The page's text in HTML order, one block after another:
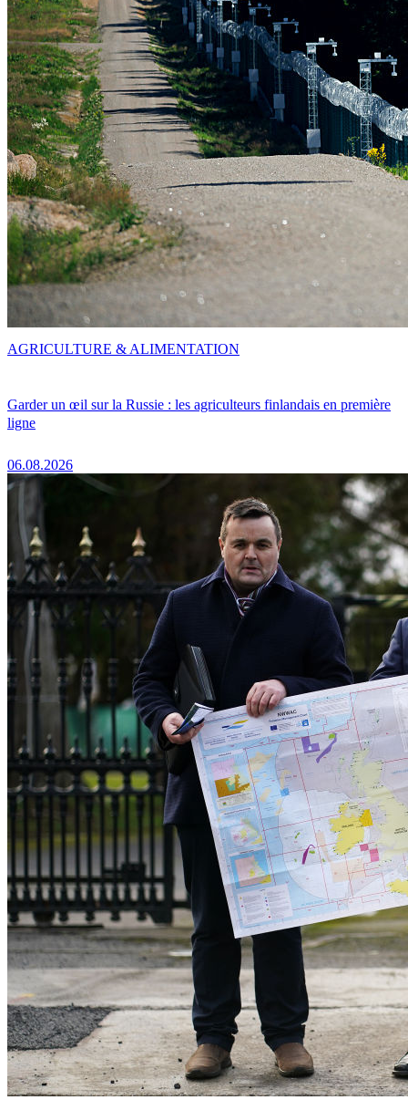
Garder un œil sur la Russie : les agriculteurs finlandais en première
ligne
06.08.2026
AGRICULTURE & ALIMENTATION